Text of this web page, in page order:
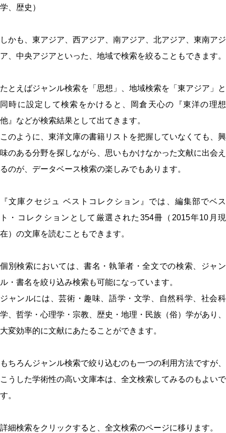
学、歴史）
しかも、東アジア、西アジア、南アジア、北アジア、東南アジ
ア、中央アジアといった、地域で検索を絞ることもできます。
たとえばジャンル検索を「思想」、地域検索を「東アジア」と
同時に設定して検索をかけると、岡倉天心の『東洋の理想
他』などが検索結果として出てきます。
このように、東洋文庫の書籍リストを把握していなくても、興
味のある分野を探しながら、思いもかけなかった文献に出会え
るのが、データベース検索の楽しみでもあります。
『文庫クセジュ ベストコレクション』では、編集部でベス
ト・コレクションとして厳選された354冊（2015年10月現
在）の文庫を読むこともできます。
個別検索においては、書名・執筆者・全文での検索、ジャン
ル・書名を絞り込み検索も可能になっています。
ジャンルには、芸術・趣味、語学・文学、自然科学、社会科
学、哲学・心理学・宗教、歴史・地理・民族（俗）学があり、
大変効率的に文献にあたることができます。
もちろんジャンル検索で絞り込むのも一つの利用方法ですが、
こうした学術性の高い文庫本は、全文検索してみるのもよいで
す。
詳細検索をクリックすると、全文検索のページに移ります。